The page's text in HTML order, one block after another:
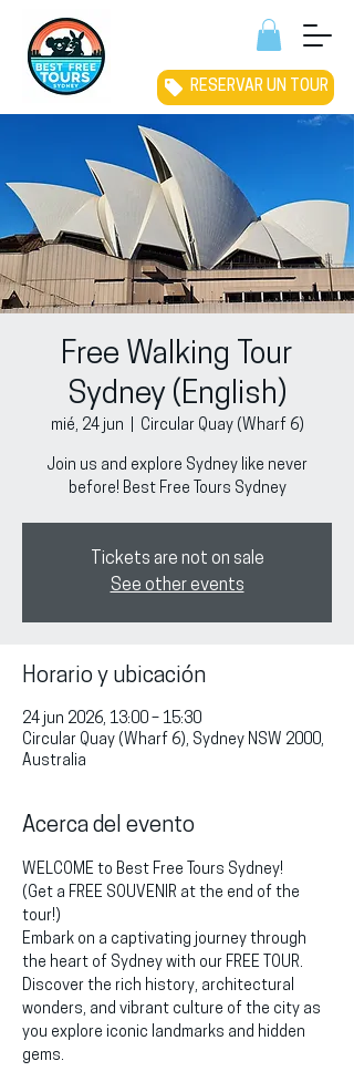
RESERVAR UN TOUR
Free Walking Tour
Sydney (English)
mié, 24 jun Circular Quay (Wharf 6)
Join us and explore Sydney like never
before! Best Free Tours Sydney
Tickets are not on sale
See other events
Horario y ubicación
24 jun 2026, 13:00 – 15:30
Circular Quay (Wharf 6), Sydney NSW 2000,
Australia
Acerca del evento
WELCOME to Best Free Tours Sydney!
(Get a FREE SOUVENIR at the end of the
tour!)
Embark on a captivating journey through
the heart of Sydney with our FREE TOUR.
Discover the rich history, architectural
wonders, and vibrant culture of the city as
you explore iconic landmarks and hidden
gems.